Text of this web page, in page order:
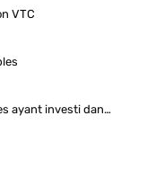
VTC
Témoignage de succès des entreprises ayant investi dans une Formation VTC